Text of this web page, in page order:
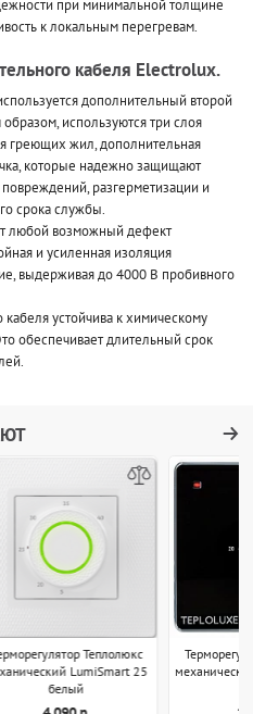
при минимальной толщине
к локальным перегревам.
кабеля Electrolux.
дополнительный второй
используются три слоя
греющих жил, дополнительная
которые надежно защищают
разгерметизации и
срока службы.
любой возможный дефект
и усиленная изоляция
выдерживая до 4000 В пробивного
устойчива к химическому
обеспечивает длительный срок
Теплолюкс
LumiSmart 25
белый